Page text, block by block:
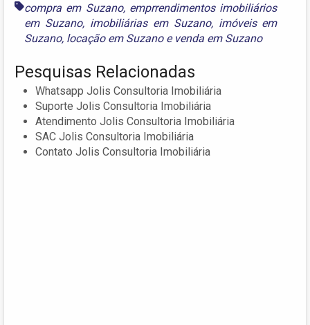
compra em Suzano, emprrendimentos imobiliários
em Suzano, imobiliárias em Suzano, imóveis em
Suzano, locação em Suzanoe venda em Suzano
Pesquisas Relacionadas
Whatsapp Jolis Consultoria Imobiliária
Suporte Jolis Consultoria Imobiliária
Atendimento Jolis Consultoria Imobiliária
SAC Jolis Consultoria Imobiliária
Contato Jolis Consultoria Imobiliária